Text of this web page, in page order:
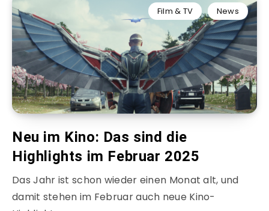
Film & TV News
Neu im Kino: Das sind die
Highlights im Februar 2025
Das Jahr ist schon wieder einen Monat alt, und
damit stehen im Februar auch neue Kino-